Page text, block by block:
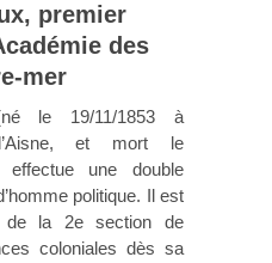
premier
des
mer
le 19/11/1853 à
et mort le
effectue une double
politique. Il est
de la 2e section de
coloniales dès sa